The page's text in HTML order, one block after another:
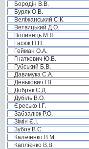
Бородін В.В.
Буряк О.В.
Веліжанський С.К.
Ветвицький Д.О.
Волинець М.Я.
Гасюк П.П.
Гейман О.А.
Гнаткевич Ю.В.
Губський Б.В.
Давимука С.А.
Денькович І.В.
Добряк Є.Д.
Дубіль В.О.
Єресько І.Г.
Забзалюк Р.О.
Зімін Є.І.
Зубов В.С.
Кальченко В.М.
Каплієнко В.В.